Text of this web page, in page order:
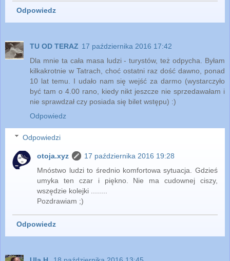
Odpowiedz
TU OD TERAZ 17 października 2016 17:42
Dla mnie ta cała masa ludzi - turystów, też odpycha. Byłam
kilkakrotnie w Tatrach, choć ostatni raz dość dawno, ponad
10 lat temu. I udało nam się wejść za darmo (wystarczyło
być tam o 4.00 rano, kiedy nikt jeszcze nie sprzedawałam i
nie sprawdzał czy posiada się bilet wstępu) :)
Odpowiedz
Odpowiedzi
otoja.xyz
17 października 2016 19:28
Mnóstwo ludzi to średnio komfortowa sytuacja. Gdzieś
umyka ten czar i piękno. Nie ma cudownej ciszy,
wszędzie kolejki ........
Pozdrawiam ;)
Odpowiedz